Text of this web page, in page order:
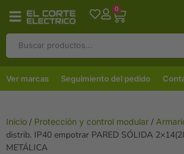
0
Ver marcas Seguimiento del pedido
Inicio / Protección y control modular /
distrib. IP40 empotrar PARED SÓLIDA
METÁLICA